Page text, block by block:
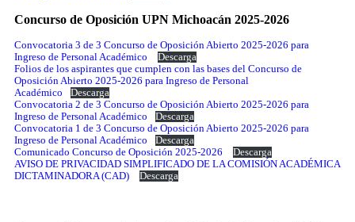
Concurso de Oposición UPN Michoacán 2025-2026
Convocatoria 3 de 3 Concurso de Oposición Abierto 2025-2026 para
Ingreso de Personal Académico
Descarga
Folios de los aspirantes que cumplen con las bases del Concurso de
Oposición Abierto 2025-2026 para Ingreso de Personal
Académico
Descarga
Convocatoria 2 de 3 Concurso de Oposición Abierto 2025-2026 para
Ingreso de Personal Académico
Descarga
Convocatoria 1 de 3 Concurso de Oposición Abierto 2025-2026 para
Ingreso de Personal Académico
Descarga
Comunicado Concurso de Oposición 2025-2026
Descarga
AVISO DE PRIVACIDAD SIMPLIFICADO DE LA COMISIÓN ACADÉMICA
DICTAMINADORA (CAD)
Descarga